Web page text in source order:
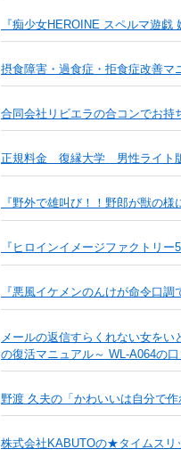
『痴少女HEROINE スペルマ遊
摂食障害・過食症・拒食症改善マ
合同会社リビエラの合コンでお持
正規料金 復縁大学 男性ライト
『野外で雄叫び！！野郎が獣の
『ヒロインイメージファクトリ
『悪風イケメンのんけが命令口
メールの返信すらくれない女を
の復活マニュアル～ WL-A064の
野渡 久夫の「かわいいは自分で
株式会社KABUTOの★タイムス